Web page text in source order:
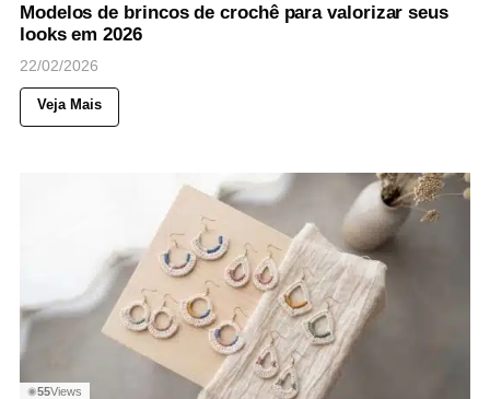
Modelos de brincos de crochê para valorizar seus
looks em 2026
22/02/2026
Veja Mais
◉55Views